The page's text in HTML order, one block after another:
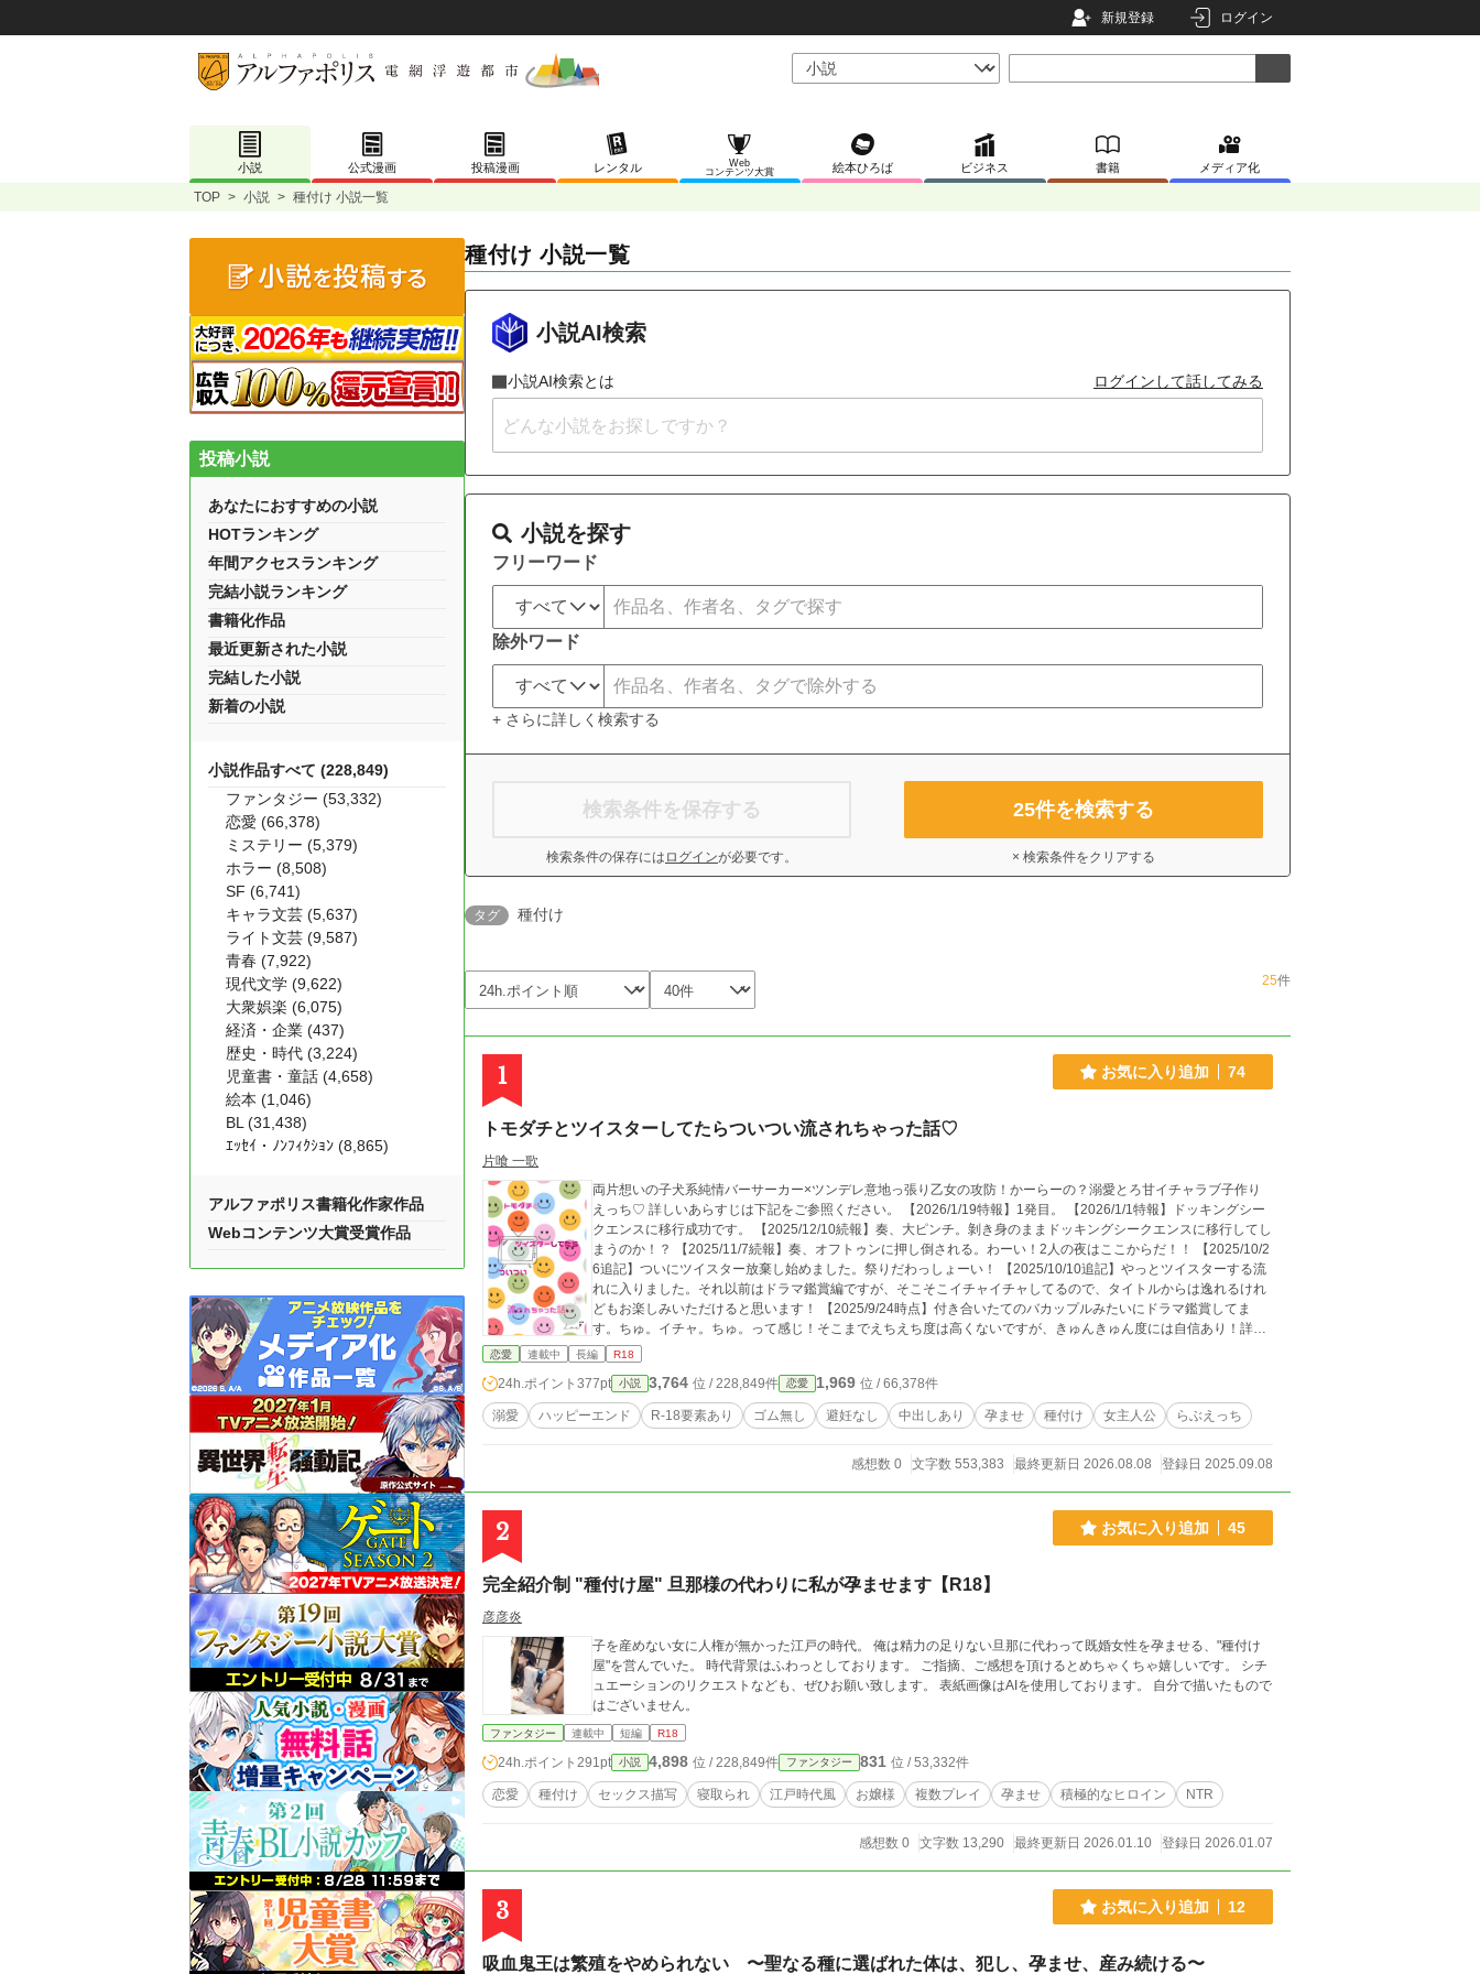
新規登録 ログイン
小説 公式漫画 投稿漫画 レンタル
Web
コンテンツ大賞
絵本ひろば ビジネス 書籍 メディア化
TOP > 小説 > 種付け 小説一覧
種付け 小説一覧
小説AI検索
小説AI検索とは ログインして話してみる
小説を探す
フリーワード
除外ワード
+ さらに詳しく検索する
検索条件を保存する
検索条件の保存には ログインが必要です。
25件を検索する
× 検索条件をクリアする
タグ 種付け
25件
1 お気に入り追加 74
トモダチとツイスターしてたらついつい流されちゃった話♡
片喰 一歌
両片想いの子犬系純情バーサーカー×ツンデレ意地っ張り乙女の攻防！かーらーの？溺愛とろ甘イチャラブ子作り
えっち♡ 詳しいあらすじは下記をご参照ください。 【2026/1/19特報】1発目。 【2026/1/1特報】ドッキングシー
クエンスに移行成功です。 【2025/12/10続報】奏、大ピンチ。剝き身のままドッキングシークエンスに移行してし
まうのか！？ 【2025/11/7続報】奏、オフトゥンに押し倒される。わーい！2人の夜はここからだ！！ 【2025/10/2
6追記】ついにツイスター放棄し始めました。祭りだわっしょーい！ 【2025/10/10追記】やっとツイスターする流
れに入りました。それ以前はドラマ鑑賞編ですが、そこそこイチャイチャしてるので、タイトルからは逸れるけれ
どもお楽しみいただけると思います！ 【2025/9/24時点】付き合いたてのバカップルみたいにドラマ鑑賞してま
す。ちゅ。イチャ。ちゅ。って感じ！そこまでえちえち度は高くないですが、きゅんきゅん度には自信あり！詳細
は本編にて！！ 読んで字の如くですが、あらすじいっきまーす！ 奏（カナデ）にはひそかに想いを寄せている人が
に。鑑賞会は大盛り上がり。しかし、休憩がてら響が引っ張り出してきたツイスターゲームで遊んでいるうちに妖
しい雰囲気になり……？ ※せっかちな方向きではありません！えっちな感じになってきたらアナウンスします！そ
れまでなんかしおりとか挟んで様子見しといてください！その代わり損はさせないよ！！ ※途中、奏と響をくっつ
さい。 タイトルめっちゃ長いからTTTNとかって略称にしようと思ったけどそれでも長いな！！作者はツイついと
ます。 ※物語の特性上、避妊を行わない性描写が含まれておりますが、現実世界におけるそういった行為を推奨し
恋愛 連載中 長編 R18
24h.ポイント 377pt 小説 3,764 位 / 228,849件 恋愛 1,969 位 / 66,378件
溺愛 ハッピーエンド R-18要素あり ゴム無し 避妊なし 中出しあり 孕ませ 種付け 女主人公 らぶえっち
感想数 0 文字数 553,383 最終更新日 2026.08.08 登録日 2025.09.08
2 お気に入り追加 45
完全紹介制 "種付け屋" 旦那様の代わりに私が孕ませます【R18】
彦彦炎
子を産めない女に人権が無かった江戸の時代。 俺は精力の足りない旦那に代わって既婚女性を孕ませる、"種付け
屋"を営んでいた。 時代背景はふわっとしております。 ご指摘、ご感想を頂けるとめちゃくちゃ嬉しいです。 シチ
ュエーションのリクエストなども、ぜひお願い致します。 表紙画像はAIを使用しております。 自分で描いたもので
はございません。
ファンタジー 連載中 短編 R18
24h.ポイント 291pt 小説 4,898 位 / 228,849件 ファンタジー 831 位 / 53,332件
恋愛 種付け セックス描写 寝取られ 江戸時代風 お嬢様 複数プレイ 孕ませ 積極的なヒロイン NTR
感想数 0 文字数 13,290 最終更新日 2026.01.10 登録日 2026.01.07
3 お気に入り追加 12
吸血鬼王は繁殖をやめられない 〜聖なる種に選ばれた体は、犯し、孕ませ、産み続ける〜
投稿小説
あなたにおすすめの小説
HOTランキング
年間アクセスランキング
完結小説ランキング
書籍化作品
最近更新された小説
完結した小説
新着の小説
小説作品すべて (228,849)
ファンタジー (53,332)
恋愛 (66,378)
ミステリー (5,379)
ホラー (8,508)
SF (6,741)
キャラ文芸 (5,637)
ライト文芸 (9,587)
青春 (7,922)
現代文学 (9,622)
大衆娯楽 (6,075)
経済・企業 (437)
歴史・時代 (3,224)
児童書・童話 (4,658)
絵本 (1,046)
BL (31,438)
ｴｯｾｲ・ﾉﾝﾌｨｸｼｮﾝ (8,865)
アルファポリス書籍化作家作品
Webコンテンツ大賞受賞作品